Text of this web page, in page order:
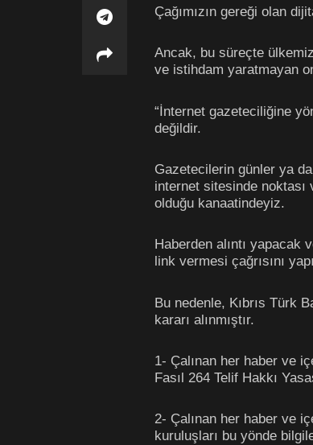
Çağımızın gereği olan
Ancak, bu süreçte
ve istihdam yaratmayan
“İnternet gazeteciliğine
değildir.
Gazetecilerin günler ya
internet sitesinde noktası
olduğu kanaatindeyiz.
Haberden alıntı
link vermesi çağrısını
Bu nedenle, Kıbrıs Türk
kararı alınmıştır.
1- Çalınan her haber ve
Fasıl 264 Telif Hakkı
2- Çalınan her haber ve
kuruluşları bu yönde